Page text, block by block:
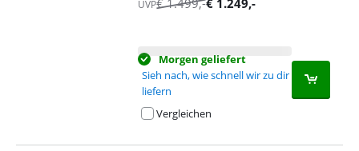
UVP€1.499,-€ 1.249,-
Morgen geliefert
Sieh nach, wie schnell wir zu dir
liefern
Vergleichen